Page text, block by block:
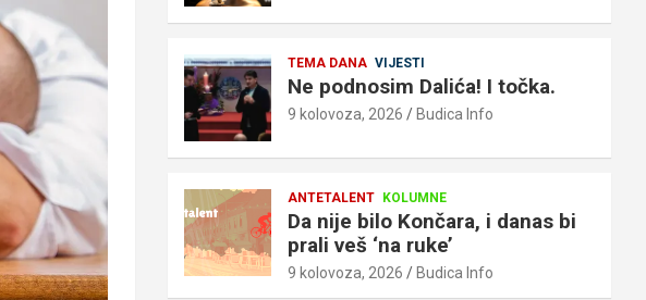
TEMA DANA VIJESTI
Ne podnosim Dalića! I točka.
9 kolovoza, 2026 Budica Info
ANTETALENT KOLUMNE
Da nije bilo Končara, i danas bi
prali veš ‘na ruke’
9 kolovoza, 2026 Budica Info